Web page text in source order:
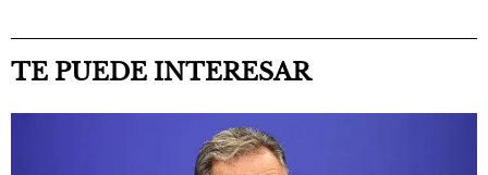
TE PUEDE INTERESAR